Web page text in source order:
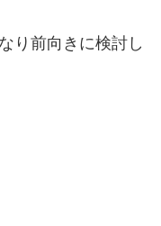
り前向きに検討し